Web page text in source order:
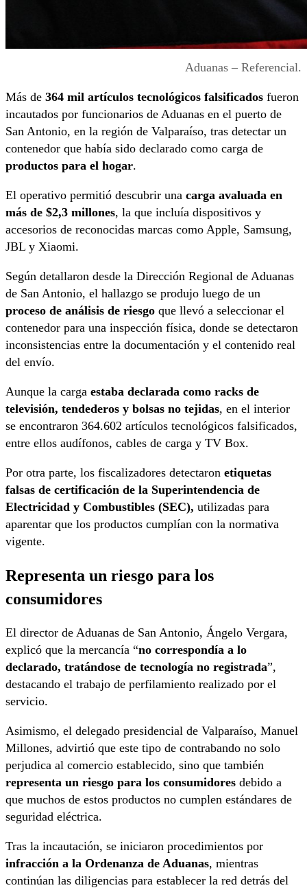
Aduanas – Referencial.
Más de 364 mil artículos tecnológicos falsificados fueron
incautados por funcionarios de Aduanas en el puerto de
San Antonio, en la región de Valparaíso, tras detectar un
contenedor que había sido declarado como carga de
productos para el hogar.
El operativo permitió descubrir una carga avaluada en
más de $2,3 millones, la que incluía dispositivos y
accesorios de reconocidas marcas como Apple, Samsung,
JBL y Xiaomi.
Según detallaron desde la Dirección Regional de Aduanas
de San Antonio, el hallazgo se produjo luego de un
proceso de análisis de riesgo que llevó a seleccionar el
contenedor para una inspección física, donde se detectaron
inconsistencias entre la documentación y el contenido real
del envío.
Aunque la carga estaba declarada como racks de
televisión, tendederos y bolsas no tejidas, en el interior
se encontraron 364.602 artículos tecnológicos falsificados,
entre ellos audífonos, cables de carga y TV Box.
Por otra parte, los fiscalizadores detectaron etiquetas
falsas de certificación de la Superintendencia de
Electricidad y Combustibles (SEC), utilizadas para
aparentar que los productos cumplían con la normativa
vigente.
Representa un riesgo para los
consumidores
El director de Aduanas de San Antonio, Ángelo Vergara,
explicó que la mercancía “no correspondía a lo
declarado, tratándose de tecnología no registrada”,
destacando el trabajo de perfilamiento realizado por el
servicio.
Asimismo, el delegado presidencial de Valparaíso, Manuel
Millones, advirtió que este tipo de contrabando no solo
perjudica al comercio establecido, sino que también
representa un riesgo para los consumidores debido a
que muchos de estos productos no cumplen estándares de
seguridad eléctrica.
Tras la incautación, se iniciaron procedimientos por
infracción a la Ordenanza de Aduanas, mientras
continúan las diligencias para establecer la red detrás del